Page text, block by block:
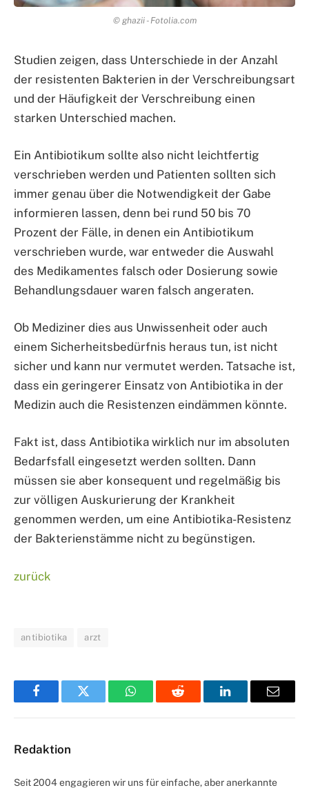
© ghazii - Fotolia.com
Studien zeigen, dass Unterschiede in der Anzahl
der resistenten Bakterien in der Verschreibungsart
und der Häufigkeit der Verschreibung einen
starken Unterschied machen.
Ein Antibiotikum sollte also nicht leichtfertig
verschrieben werden und Patienten sollten sich
immer genau über die Notwendigkeit der Gabe
informieren lassen, denn bei rund 50 bis 70
Prozent der Fälle, in denen ein Antibiotikum
verschrieben wurde, war entweder die Auswahl
des Medikamentes falsch oder Dosierung sowie
Behandlungsdauer waren falsch angeraten.
Ob Mediziner dies aus Unwissenheit oder auch
einem Sicherheitsbedürfnis heraus tun, ist nicht
sicher und kann nur vermutet werden. Tatsache ist,
dass ein geringerer Einsatz von Antibiotika in der
Medizin auch die Resistenzen eindämmen könnte.
Fakt ist, dass Antibiotika wirklich nur im absoluten
Bedarfsfall eingesetzt werden sollten. Dann
müssen sie aber konsequent und regelmäßig bis
zur völligen Auskurierung der Krankheit
genommen werden, um eine Antibiotika-Resistenz
der Bakterienstämme nicht zu begünstigen.
zurück
antibiotika arzt
FacebookTwitter WhatsAppReddit LinkedInEmail
Redaktion
Seit 2004 engagieren wir uns für einfache, aber anerkannte